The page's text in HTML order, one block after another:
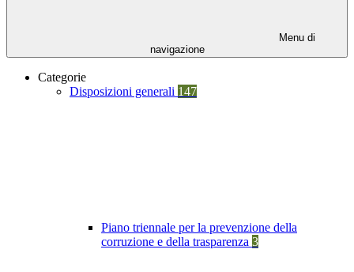
Menu di
navigazione
Categorie
Disposizioni generali 147
Piano triennale per la prevenzione della
corruzione e della trasparenza 3